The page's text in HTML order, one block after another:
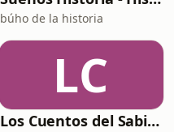
búho de la historia
LC
Los Cuentos del Sabio. Historia, filosofía y reflexión